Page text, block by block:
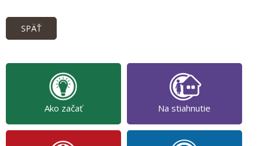
SPÄŤ
Ako začať Na stiahnutie